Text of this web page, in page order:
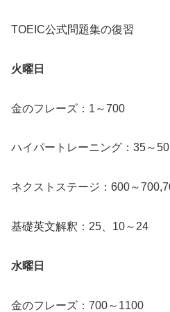
TOEIC公式問題集の復習
火曜日
金のフレーズ：1～700
ハイパートレーニング：35～
ネクストステージ：600～
基礎英文解釈：25、10～24
水曜日
金のフレーズ：700～1100